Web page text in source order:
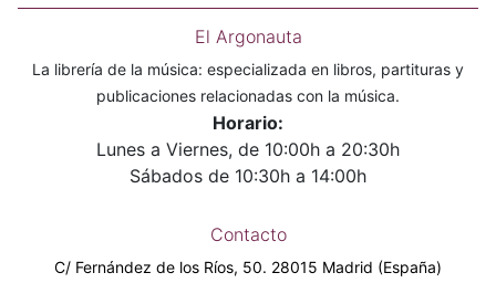
El Argonauta
La librería de la música: especializada en libros, partituras y
publicaciones relacionadas con la música.
Horario:
Lunes a Viernes, de 10:00h a 20:30h
Sábados de 10:30h a 14:00h
Contacto
C/ Fernández de los Ríos, 50. 28015 Madrid (España)